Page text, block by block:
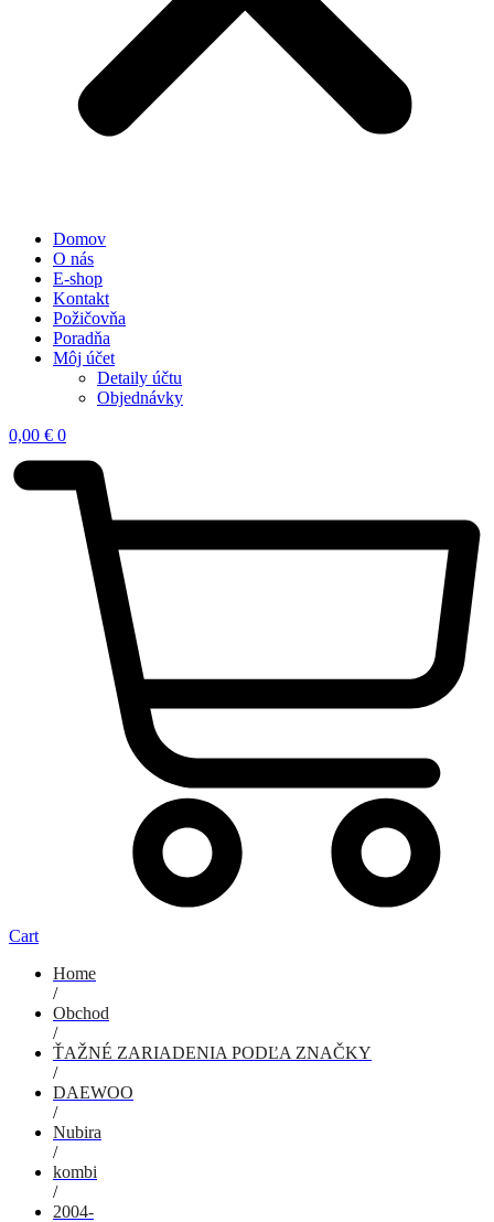
Domov
O nás
E-shop
Kontakt
Požičovňa
Poradňa
Môj účet
Detaily účtu
Objednávky
0,00 € 0
Cart
Home
/
Obchod
/
ŤAŽNÉ ZARIADENIA PODĽA ZNAČKY
/
DAEWOO
/
Nubira
/
kombi
/
2004-